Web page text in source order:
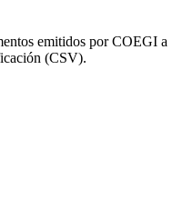
emitidos por COEGI a
(CSV).